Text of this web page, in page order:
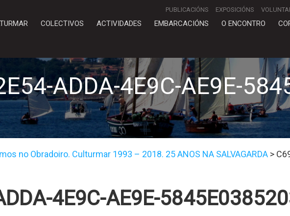
PUBLICACIÓNS EXPOSICIÓNS
COLECTIVOS ACTIVIDADES EMBARCACIÓNS O ENCONTRO
ADDA-4E9C-AE9E-
no Obradoiro. Culturmar 1993 – 2018. 25 ANOS NA SALVAGARDA >
4E9C-AE9E-